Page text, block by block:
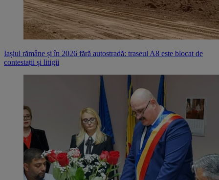
Iașiul rămâne și în 2026 fără autostradă: traseul A8 este blocat de
contestații și litigii